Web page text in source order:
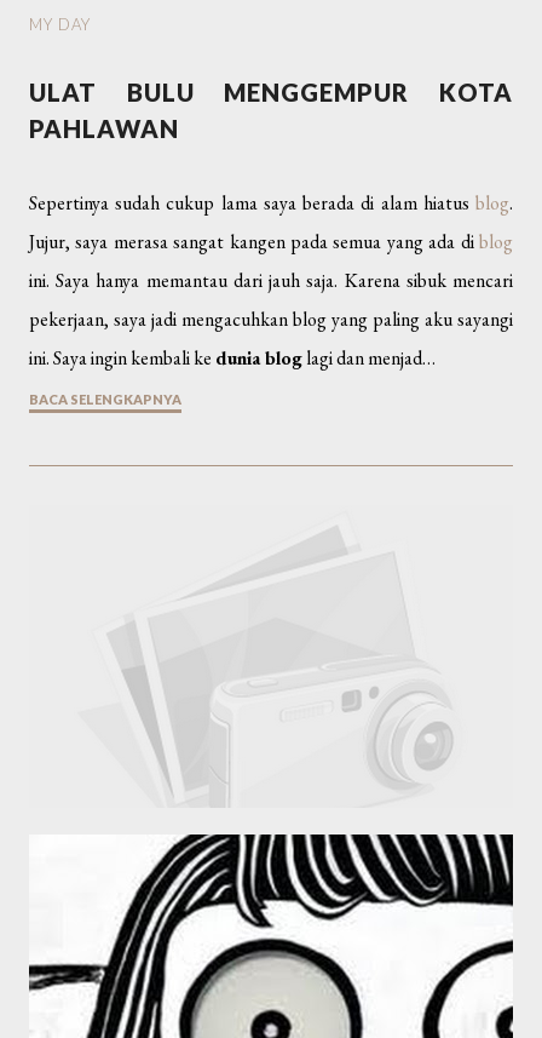
MY DAY
ULAT BULU MENGGEMPUR KOTA
PAHLAWAN
Sepertinya sudah cukup lama saya berada di alam hiatus blog.
Jujur, saya merasa sangat kangen pada semua yang ada diblog
ini. Saya hanya memantau dari jauh saja. Karena sibuk mencari
pekerjaan, saya jadi mengacuhkan blog yang paling aku sayangi
ini. Saya ingin kembali ke dunia bloglagi dan menjad…
BACA SELENGKAPNYA